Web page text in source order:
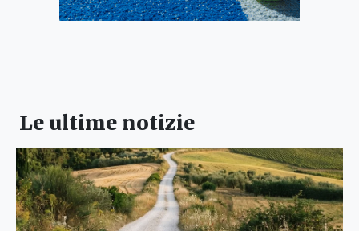
Le ultime notizie